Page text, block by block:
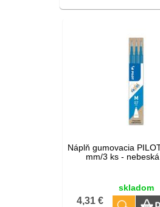
Náplň gumovacia
mm/3 ks -
skladom
4,31 €